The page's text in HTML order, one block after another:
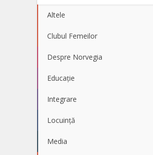
Altele
Clubul Femeilor
Despre Norvegia
Educație
Integrare
Locuință
Media